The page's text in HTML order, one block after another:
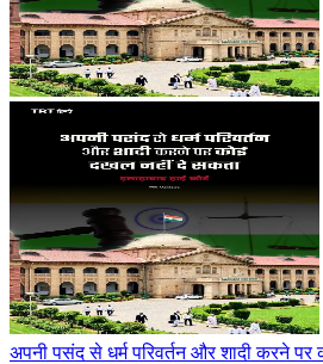
अपनी पसंद से धर्म परिवर्तन और शादी करने